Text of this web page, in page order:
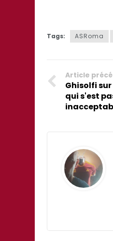
Tags: ASRoma
Article
Ghisolfi
qui s'est